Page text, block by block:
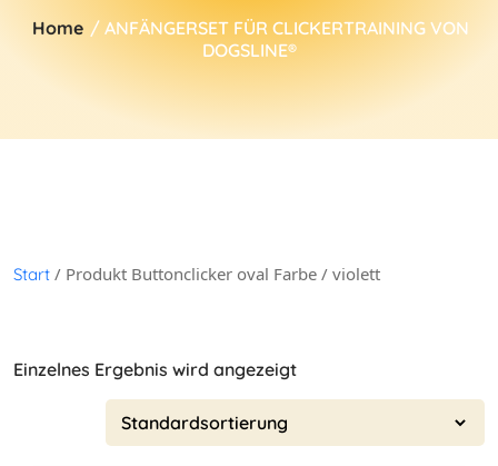
Home / ANFÄNGERSET FÜR CLICKERTRAINING VON
DOGSLINE®
Start / Produkt Buttonclicker oval Farbe / violett
Einzelnes Ergebnis wird angezeigt